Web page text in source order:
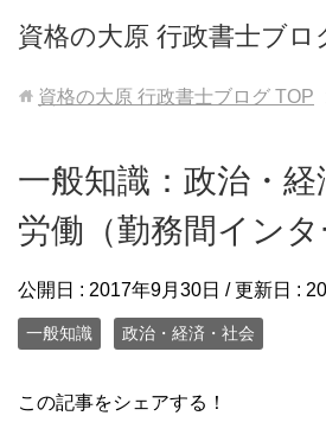
資格の大原 行政書士ブロ
資格の大原 行政書士ブログ TOP
一般知識：政治・経
労働（勤務間インタ
公開日 : 2017年9月30日 / 更新日 :
一般知識 政治・経済・社会
この記事をシェアする！